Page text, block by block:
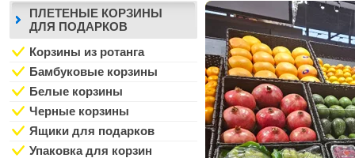
ПЛЕТЕНЫЕ КОРЗИНЫ
ДЛЯ ПОДАРКОВ
Корзины из ротанга
Бамбуковые корзины
Белые корзины
Черные корзины
Ящики для подарков
Упаковка для корзин